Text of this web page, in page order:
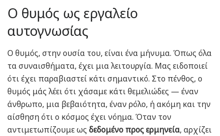
Ο θυμός ως εργαλείο
αυτογνωσίας
Ο θυμός, στην ουσία του, είναι ένα μήνυμα. Όπως όλα
τα συναισθήματα, έχει μια λειτουργία. Μας ειδοποιεί
ότι έχει παραβιαστεί κάτι σημαντικό. Στο πένθος, ο
θυμός μάς λέει ότι χάσαμε κάτι θεμελιώδες — έναν
άνθρωπο, μια βεβαιότητα, έναν ρόλο, ή ακόμη και την
αίσθηση ότι ο κόσμος έχει νόημα. Όταν τον
αντιμετωπίζουμε ως δεδομένο προς ερμηνεία, αρχίζει